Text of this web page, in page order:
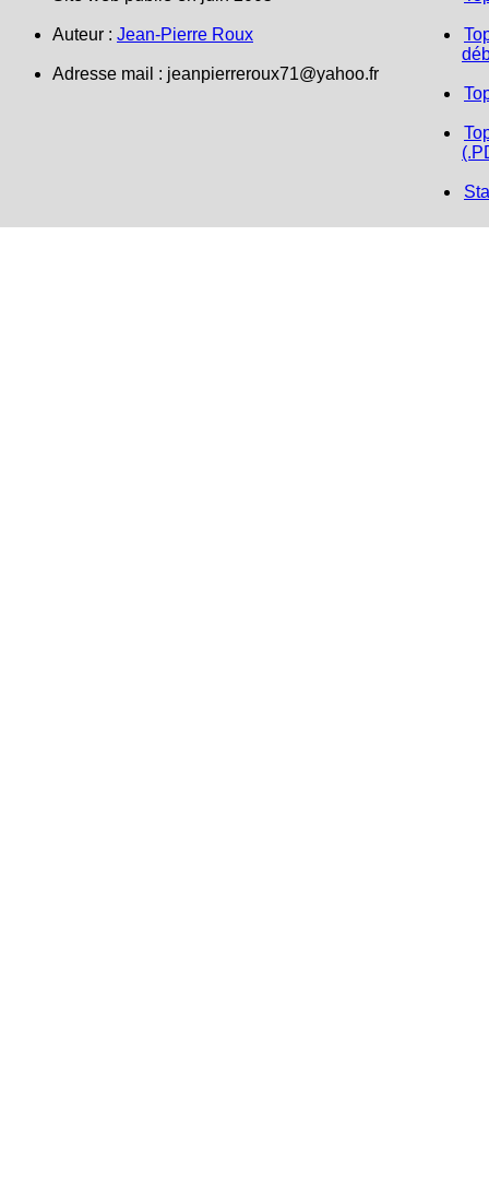
Auteur : Jean-Pierre Roux
Adresse mail : jeanpierreroux71@yahoo.fr